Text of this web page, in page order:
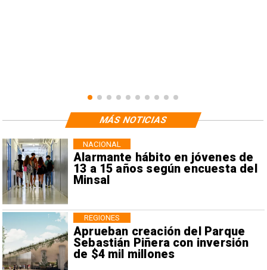
Alarmante hábito en jóvenes de
13 a 15 años según encuesta del
Minsal
NACIONAL
Aprueban creación del Parque
Sebastián Piñera con inversión
de $4 mil millones
REGIONES
MÁS NOTICIAS